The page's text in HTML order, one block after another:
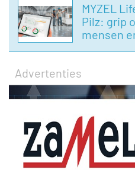
MYZEL
Pilz: grip
mensen
Advertenties